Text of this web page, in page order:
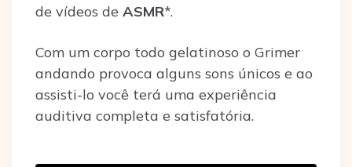
de vídeos de ASMR*.
Com um corpo todo gelatinoso o Grimer
andando provoca alguns sons únicos e ao
assisti-lo você terá uma experiência
auditiva completa e satisfatória.